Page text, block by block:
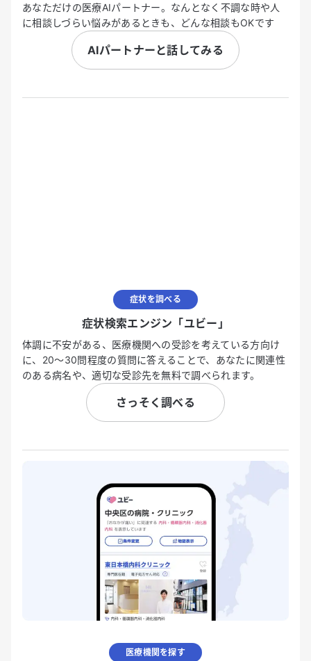
あなただけの医療AIパートナー。なんとなく不調な時や人
に相談しづらい悩みがあるときも、どんな相談もOKです
AIパートナーと話してみる
症状を調べる
症状検索エンジン「ユビー」
体調に不安がある、医療機関への受診を考えている方向け
に、20〜30問程度の質問に答えることで、あなたに関連性
のある病名や、適切な受診先を無料で調べられます。
さっそく調べる
医療機関を探す